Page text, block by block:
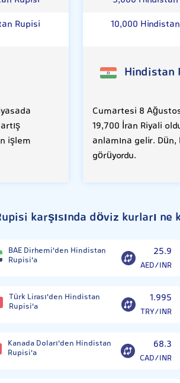
Rupisi
işlem
10,000
Hindistan
Cumartesi 8
19,700 İran Riyali
anlamına gelir.
görüyordu.
karşısında döviz kurları ne
BAE Dirhemi'den Hindistan
Rupisi'a
25.9
AED/INR
Türk Lirası'den Hindistan
Rupisi'a
1.995
TRY/INR
Kanada Doları'den Hindistan
Rupisi'a
68.3
CAD/INR